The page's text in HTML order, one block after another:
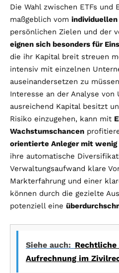
Die Wahl zwischen ETFs und
maßgeblich vom
persönlichen Zielen und der
eignen sich besonders für
die ihr Kapital breit streuen
intensiv mit einzelnen
auseinandersetzen zu
Interesse an der Analyse
ausreichend Kapital besitzt
Risiko einzugehen, kann mit
Wachstumschancen
orientierte Anleger mit
ihre automatische
Verwaltungsaufwand klare
Markterfahrung und einer
können durch die gezielte
potenziell eine
Siehe auch:
Aufrechnung im